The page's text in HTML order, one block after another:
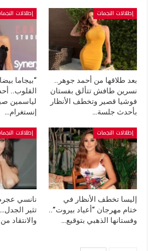
إطلالات النجمات
بعد طلاقها من أحمد جوهر..
نسرين طافش تتألق بفستان
فوشيا قصير وتخطف الأنظار
بأحدث جلسة…
إطلالات
“بيجاما
القلوب..
لياسمين
إنستغرام…
إطلالات النجمات
إليسا تخطف الأنظار في
ختام مهرجان “أعياد بيروت”..
وفستانها الذهبي بتوقيع…
إطلالات
نانسي عجرم
تثير
والانتقاد